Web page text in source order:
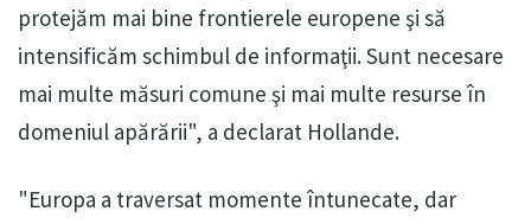
protejăm mai bine frontierele europene şi să
intensificăm schimbul de informaţii. Sunt necesare
mai multe măsuri comune şi mai multe resurse în
domeniul apărării", a declarat Hollande.
"Europa a traversat momente întunecate, dar